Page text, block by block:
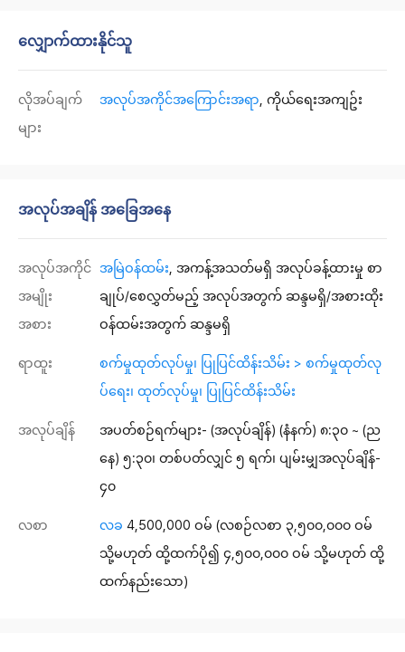
လျှောက်ထားနိုင်သူ
လိုအပ်ချက်
များ
အလုပ်အကိုင်အကြောင်းအရာ , ကိုယ်ရေးအကျဥ်း
အလုပ်အချိန် အခြေအနေ
အလုပ်အကိုင်
အမျိုး
အစား
အမြဲဝန်ထမ်း , အကန့်အသတ်မရှိ အလုပ်ခန့်ထားမှု စာ
ချုပ်/စေလွှတ်မည့် အလုပ်အတွက် ဆန္ဒမရှိ/အစားထိုး
ဝန်ထမ်းအတွက် ဆန္ဒမရှိ
ရာထူး
စက်မှုထုတ်လုပ်မှု၊ ပြုပြင်ထိန်းသိမ်း > စက်မှုထုတ်လု
ပ်ရေး၊ ထုတ်လုပ်မှု၊ ပြုပြင်ထိန်းသိမ်း
အလုပ်ချိန်
အပတ်စဉ်ရက်များ- (အလုပ်ချိန်) (နံနက်) ၈:၃၀ ~ (ည
နေ) ၅:၃၀၊ တစ်ပတ်လျှင် ၅ ရက်၊ ပျမ်းမျှအလုပ်ချိန်-
၄၀
လစာ လခ 4,500,000 ဝမ် (လစဉ်လစာ ၃,၅၀၀,၀၀၀ ဝမ်
သို့မဟုတ် ထို့ထက်ပို၍ ၄,၅၀၀,၀၀၀ ဝမ် သို့မဟုတ် ထို့
ထက်နည်းသော)